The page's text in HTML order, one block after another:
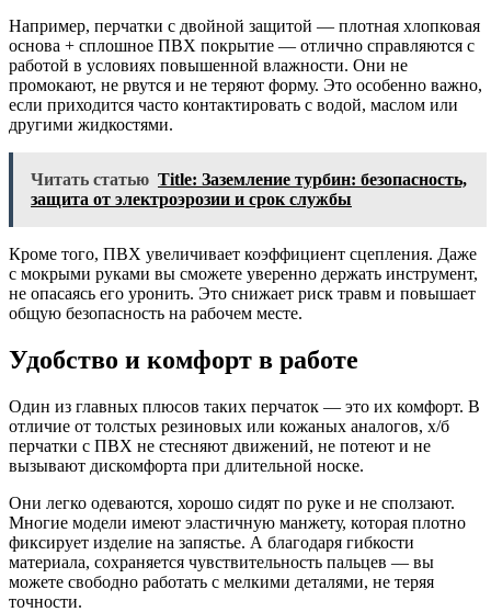
Например, перчатки с двойной защитой — плотная хлопковая
основа + сплошное ПВХ покрытие — отлично справляются с
работой в условиях повышенной влажности. Они не
промокают, не рвутся и не теряют форму. Это особенно важно,
если приходится часто контактировать с водой, маслом или
другими жидкостями.
Читать статью Title: Заземление турбин: безопасность,
защита от электроэрозии и срок службы
Кроме того, ПВХ увеличивает коэффициент сцепления. Даже
с мокрыми руками вы сможете уверенно держать инструмент,
не опасаясь его уронить. Это снижает риск травм и повышает
общую безопасность на рабочем месте.
Удобство и комфорт в работе
Один из главных плюсов таких перчаток — это их комфорт. В
отличие от толстых резиновых или кожаных аналогов, х/б
перчатки с ПВХ не стесняют движений, не потеют и не
вызывают дискомфорта при длительной носке.
Они легко одеваются, хорошо сидят по руке и не сползают.
Многие модели имеют эластичную манжету, которая плотно
фиксирует изделие на запястье. А благодаря гибкости
материала, сохраняется чувствительность пальцев — вы
можете свободно работать с мелкими деталями, не теряя
точности.